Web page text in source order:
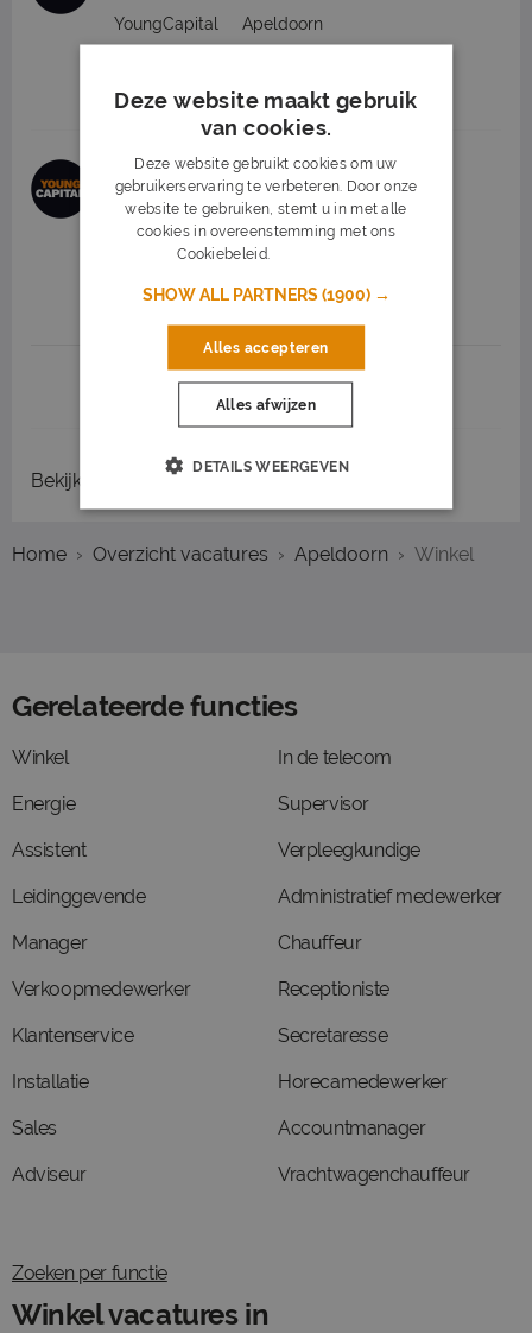
YoungCapital Apeldoorn
Middelbare school - WO
Per direct: verkoopadviseur ANWB in
Deventer
YoungCapital Deventer (14 km)
MBO - WO
2 3 Volgende >
Bekijk recent gesloten vacatures
Home Overzicht vacatures Apeldoorn Winkel
Gerelateerde functies
Winkel
Energie
Assistent
Leidinggevende
Manager
Verkoopmedewerker
Klantenservice
Installatie
Sales
Adviseur
In de telecom
Supervisor
Verpleegkundige
Administratief medewerker
Chauffeur
Receptioniste
Secretaresse
Horecamedewerker
Accountmanager
Vrachtwagenchauffeur
Zoeken per functie
Winkel vacatures in
Deze website maakt gebruik
van cookies.
Deze website gebruikt cookies om uw
gebruikerservaring te verbeteren. Door onze
website te gebruiken, stemt u in met alle
cookies in overeenstemming met ons
Cookiebeleid.
SHOW ALL PARTNERS(1900) →
Alles accepteren
Alles afwijzen
DETAILS WEERGEVEN